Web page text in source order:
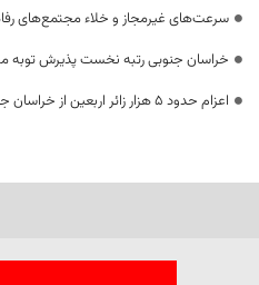
سرعت‌های غیرمجاز و خلاء مجتمع‌های
خراسان جنوبی رتبه نخست پذیرش توبه
اعزام حدود 5 هزار زائر اربعین از خراسان جنوبی؛ بازگشت‌ها آغاز شد